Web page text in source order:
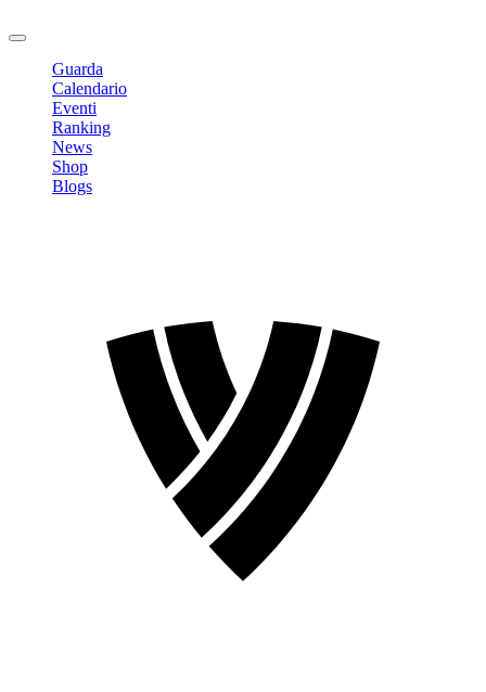
Guarda
Calendario
Eventi
Ranking
News
Shop
Blogs